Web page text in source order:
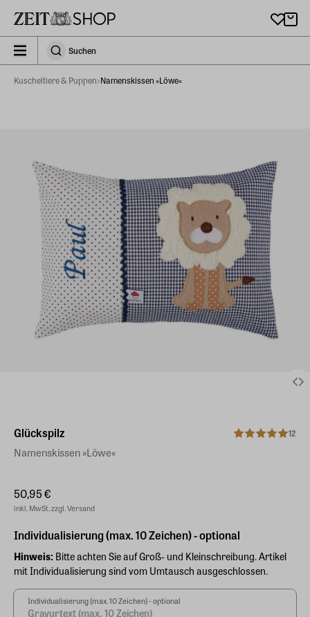
zeit_storefront.components.search.collapsed
SuchenSuchen
Kuscheltiere & Puppen Namenskissen »Löwe«
Glückspilz 12
Namenskissen »Löwe«
50,95 €
inkl. MwSt. zzgl. Versand
Individualisierung (max. 10 Zeichen) - optional
Hinweis: Bitte achten Sie auf Groß- und Kleinschreibung. Artikel
mit Individualisierung sind vom Umtausch ausgeschlossen.
Individualisierung (max. 10 Zeichen) - optional